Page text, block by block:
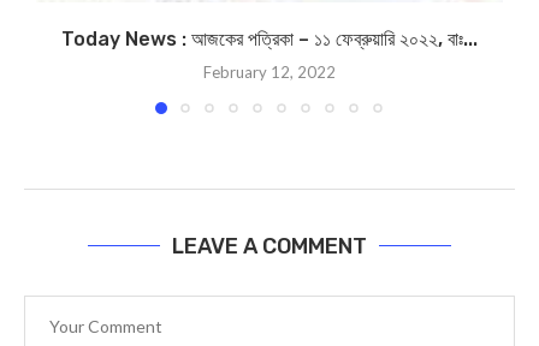
Today News : আজকের পত্রিকা – ১১ ফেব্রুয়ারি ২০২২, বাঃ...
February 12, 2022
LEAVE A COMMENT